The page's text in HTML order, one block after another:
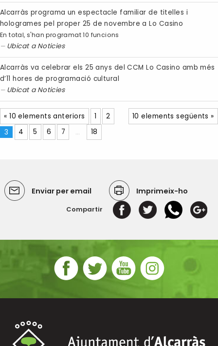
Alcarràs programa un espectacle familiar de titelles i
hologrames pel proper 25 de novembre a Lo Casino
En total, s'han programat 10 funcions
Ubicat a Noticies
Alcarràs va celebrar els 25 anys del CCM Lo Casino amb més
d’11 hores de programació cultural
Ubicat a Noticies
« 10 elements anteriors 10 elements següents »
1
2
3
4 5 6 7 ... 18
Enviar per email Imprimeix-ho
Compartir